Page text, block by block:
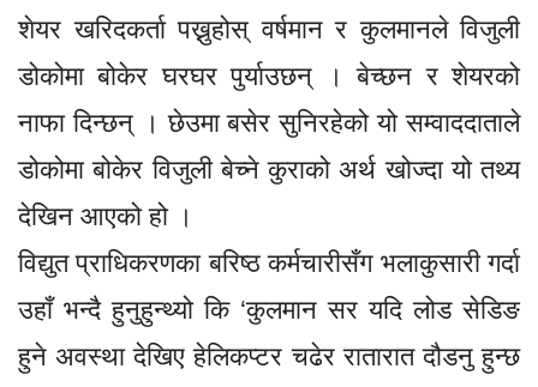
शेयर खरिदकर्ता पख्नुहोस् वर्षमान र कुलमानले विजुली
डोकोमा बोकेर घरघर पुर्याउछन् । बेच्छन र शेयरको
नाफा दिन्छन् । छेउमा बसेर सुनिरहेको यो सम्वाददाताले
डोकोमा बोकेर विजुली बेच्ने कुराको अर्थ खोज्दा यो तथ्य
देखिन आएको हो ।
विद्युत प्राधिकरणका बरिष्ठ कर्मचारीसँग भलाकुसारी गर्दा
उहाँ भन्दै हुनुहुन्थ्यो कि ‘कुलमान सर यदि लोड सेडिङ
हुने अवस्था देखिए हेलिकप्टर चढेर रातारात दौडनु हुन्छ